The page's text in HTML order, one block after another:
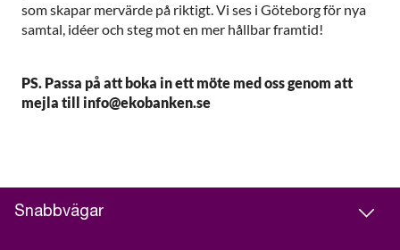
som skapar mervärde på riktigt. Vi ses i Göteborg för nya
samtal, idéer och steg mot en mer hållbar framtid!
PS. Passa på att boka in ett möte med oss genom att
mejla till info@ekobanken.se
Snabbvägar